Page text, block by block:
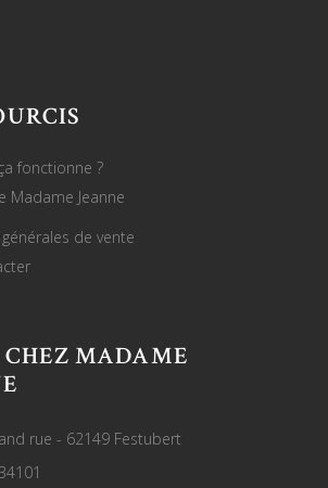
fonctionne ?
Madame Jeanne
de vente
MADAME
rue - 62149 Festubert